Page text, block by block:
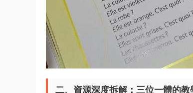
二、資源深度拆解：三位一體的教